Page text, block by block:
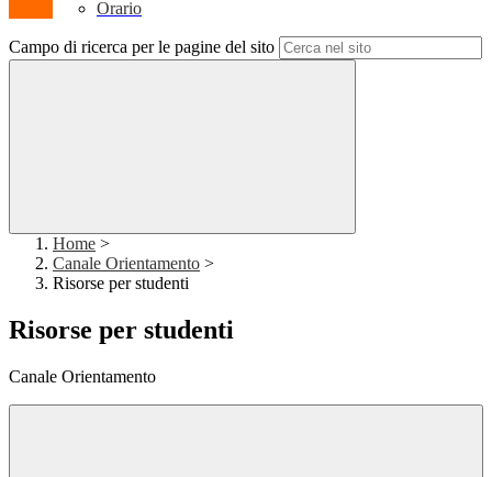
Orario
Campo di ricerca per le pagine del sito
Home >
Canale Orientamento >
Risorse per studenti
Risorse per studenti
Canale Orientamento